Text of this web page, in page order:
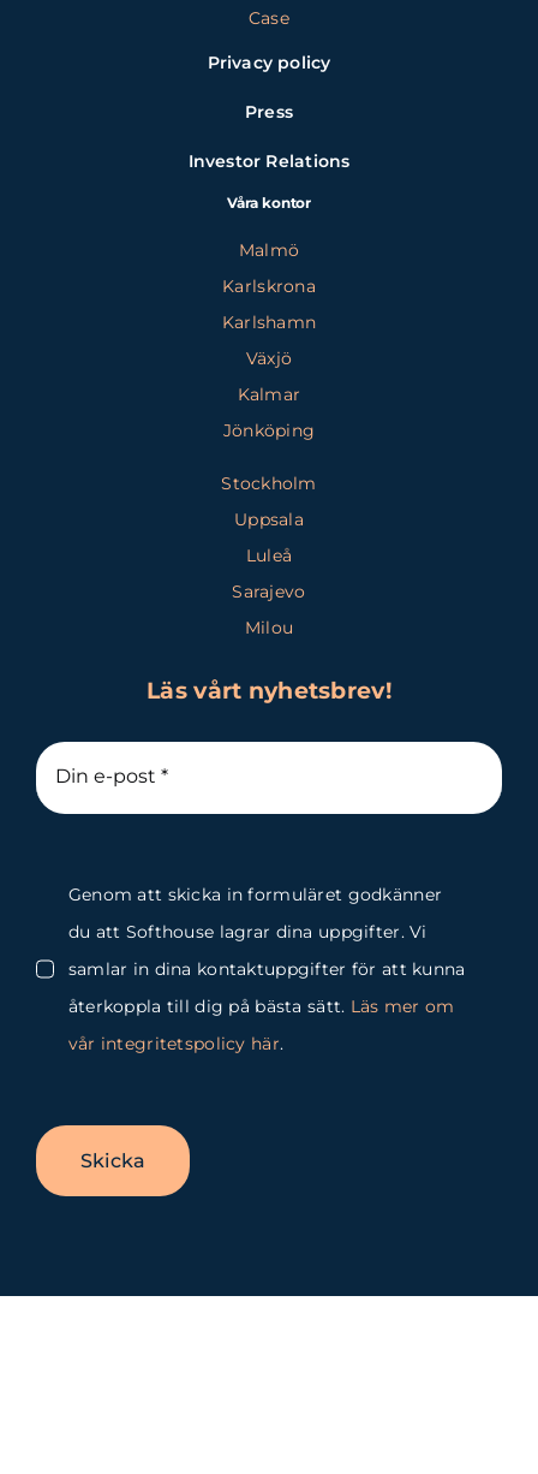
Case
Privacy policy
Press
Investor Relations
Våra kontor
Malmö
Karlskrona
Karlshamn
Växjö
Kalmar
Jönköping
Stockholm
Uppsala
Luleå
Sarajevo
Milou
Läs vårt nyhetsbrev!
Genom att skicka in formuläret godkänner
du att Softhouse lagrar dina uppgifter. Vi
samlar in dina kontaktuppgifter för att kunna
återkoppla till dig på bästa sätt. Läs mer om
vår integritetspolicy här.
Skicka